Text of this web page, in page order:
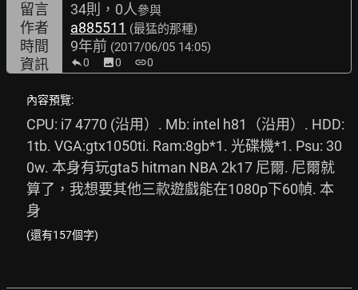
留言 34則，0人參與
作者 a885511 (最猛的那種)
時間 9年前 (2017/06/05 14:05)
資訊 0 image0 link0
內容預覽:
CPU: i7 4770 (沿用）. Mb: intel h81（沿用）. HDD:
1tb. VGA:gtx1050ti. Ram:8gb*1. 光碟機*1. Psu: 30
0w. 本身有玩gta5 hitman NBA 2k17 尼爾. 尼爾就
算了，我想要其他三款遊戲能在1080p下60幀. 本
身
(還有157個字)